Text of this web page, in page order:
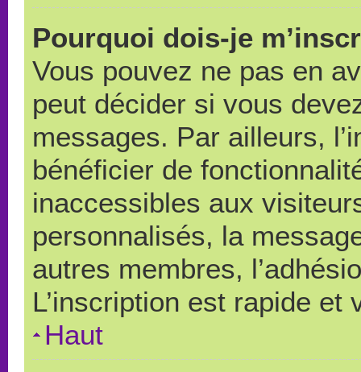
Pourquoi dois-je
Vous pouvez ne pas en
peut décider si vous
messages. Par ailleurs,
bénéficier de
inaccessibles aux
personnalisés, la
autres membres,
L’inscription est rapide et
Haut